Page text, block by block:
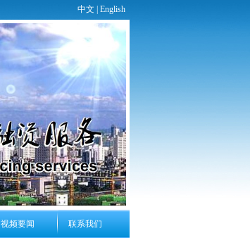
中文 | English
视频要闻 联系我们